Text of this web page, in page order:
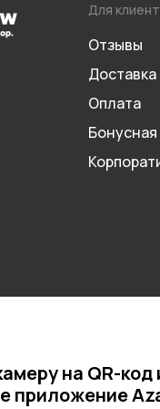
Для
Отзывы
Доставка
Оплата
на QR-код
приложение